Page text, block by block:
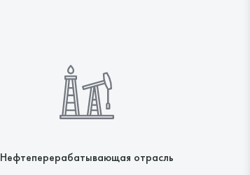
Нефтеперерабатывающая отрасль